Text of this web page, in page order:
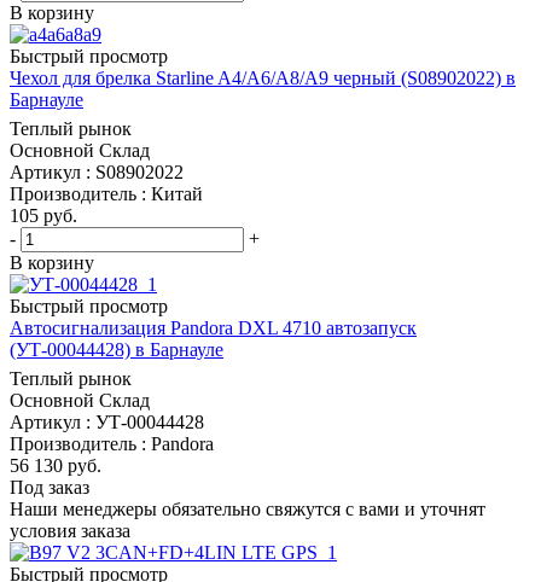
В корзину
Быстрый просмотр
Чехол для брелка Starline A4/A6/A8/A9 черный (S08902022) в
Барнауле
Теплый рынок
Основной Склад
Артикул : S08902022
Производитель : Китай
105 руб.
-
+
В корзину
Быстрый просмотр
Автосигнализация Pandora DXL 4710 автозапуск
(УТ-00044428) в Барнауле
Теплый рынок
Основной Склад
Артикул : УТ-00044428
Производитель : Pandora
56 130 руб.
Под заказ
Наши менеджеры обязательно свяжутся с вами и уточнят
условия заказа
Быстрый просмотр